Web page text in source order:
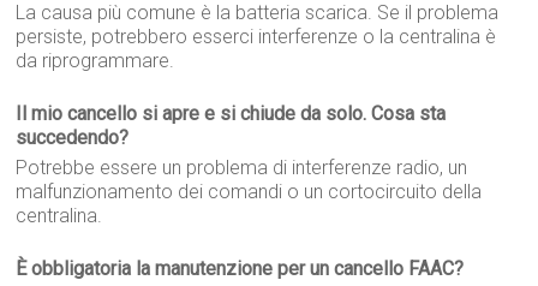
La causa più comune è la batteria scarica. Se il problema
persiste, potrebbero esserci interferenze o la centralina è
da riprogrammare.
Il mio cancello si apre e si chiude da solo. Cosa sta
succedendo?
Potrebbe essere un problema di interferenze radio, un
malfunzionamento dei comandi o un cortocircuito della
centralina.
È obbligatoria la manutenzione per un cancello FAAC?